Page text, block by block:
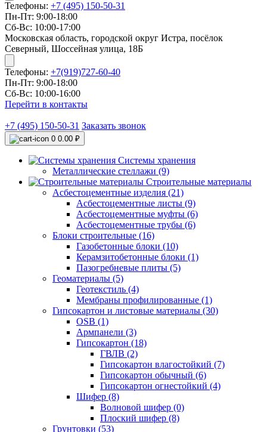
Телефоны: +7 (495) 150-50-31
Пн-Пт: 9:00-18:00
Сб-Вс: 10:00-17:00
Московская область, городской округ Истра, посёлок
Северный, Шоссейная улица, 18Б
Телефоны: +7(919)727-60-40
Пн-Пт: 9:00-18:00
Сб-Вс: 10:00-16:00
Перейти в контакты
+7 (495) 150-50-31 Заказать звонок
0 0.00 ₽
Системы хранения
Металлические стеллажи (9)
Строительные материалы
Асбестоцементные изделия (21)
Асбестоцементные листы (9)
Асбестоцементные муфты (6)
Асбестоцементные трубы (6)
Блоки строительные (16)
Газобетонные блоки (10)
Керамзитобетонные блоки (1)
Пазогребневые плиты (5)
Геоматериалы (5)
Геотекстиль (4)
Мембраны профилированные (1)
Гипсокартон и листовые материалы (30)
OSB (1)
Армпанели (3)
Гипсокартон (18)
ГВЛВ (2)
Гипсокартон влагостойкий (7)
Гипсокартон обычный (6)
Гипсокартон огнестойкий (4)
Шифер (8)
Волновой шифер (0)
Плоский шифер (8)
Грунтовки (53)